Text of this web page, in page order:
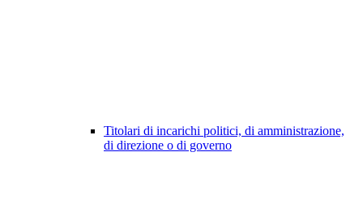
Titolari di incarichi politici, di amministrazione,
di direzione o di governo